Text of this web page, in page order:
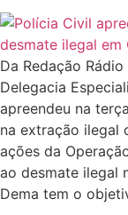
Da Redação
Delegacia
apreendeu na
na extração ilegal
ações da
ao desmate ilegal
Dema tem o